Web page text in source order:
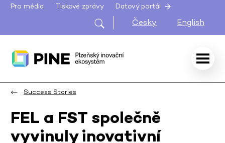
Pro média Tiskové zprávy Datový portál
Česky English
Success Stories
FEL a FST společně
vyvinuly inovativní